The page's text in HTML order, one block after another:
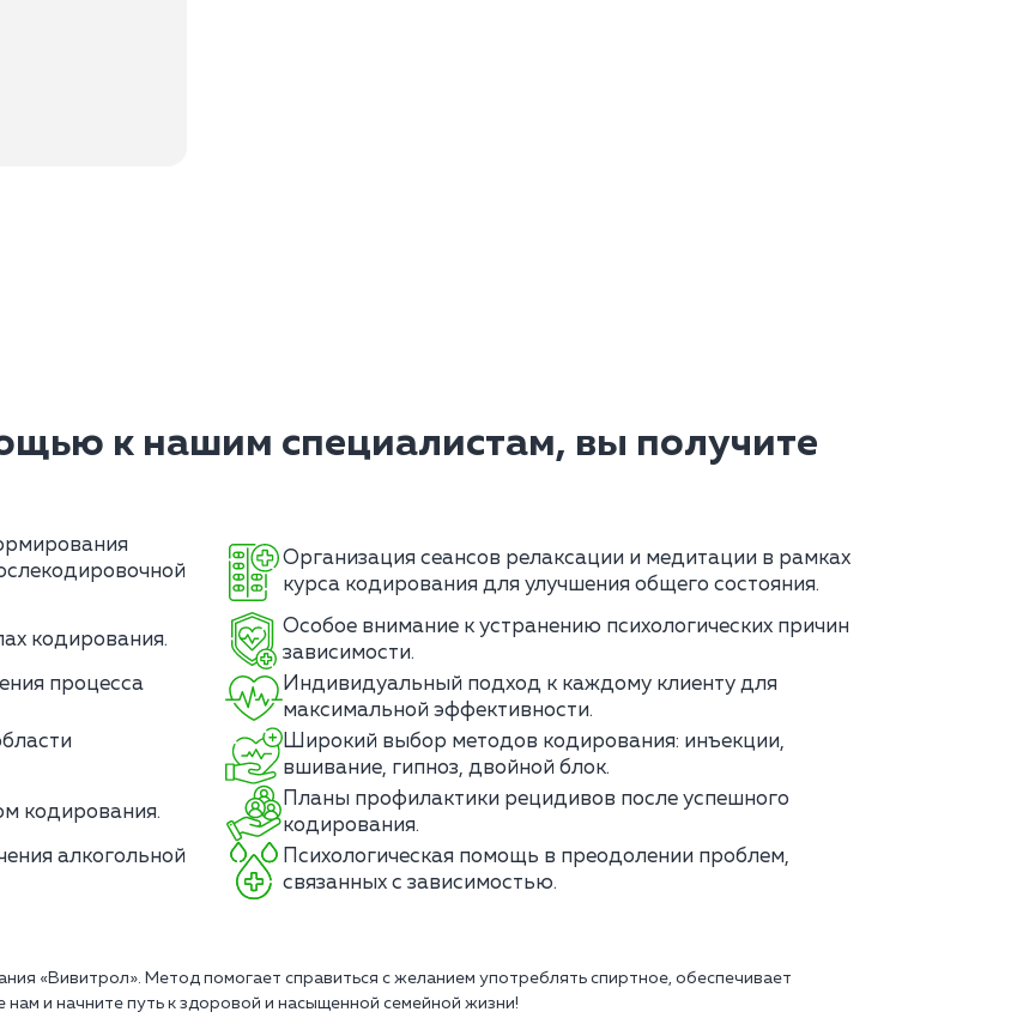
к нашим специалистам, вы получите
Организация сеансов релаксации и медитации в рамках
курса кодирования для улучшения общего состояния.
кодирования.
Особое внимание к устранению психологических причин
зависимости.
процесса
Индивидуальный подход к каждому клиенту для
максимальной эффективности.
Широкий выбор методов кодирования: инъекции,
вшивание, гипноз, двойной блок.
кодирования.
Планы профилактики рецидивов после успешного
кодирования.
алкогольной
Психологическая помощь в преодолении проблем,
связанных с зависимостью.
«Вивитрол». Метод помогает справиться с желанием употреблять спиртное, обеспечивает
и начните путь к здоровой и насыщенной семейной жизни!